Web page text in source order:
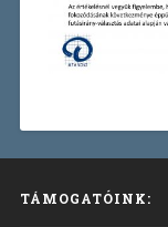
TÁMOGATÓINK: